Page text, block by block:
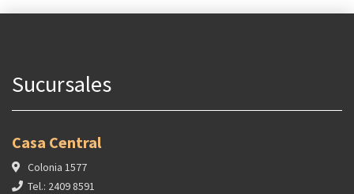
Sucursales
Casa Central
Colonia 1577
Tel.: 2409 8591